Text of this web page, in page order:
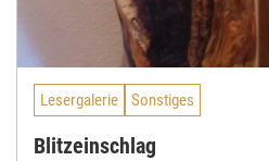
Lesergalerie Sonstiges
Blitzeinschlag